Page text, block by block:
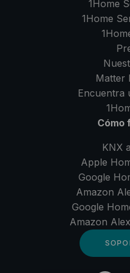
1Home
1Home
Matter
Encuentra
Cómo
KNX
Apple
Google
Amazon
Google
Amazon